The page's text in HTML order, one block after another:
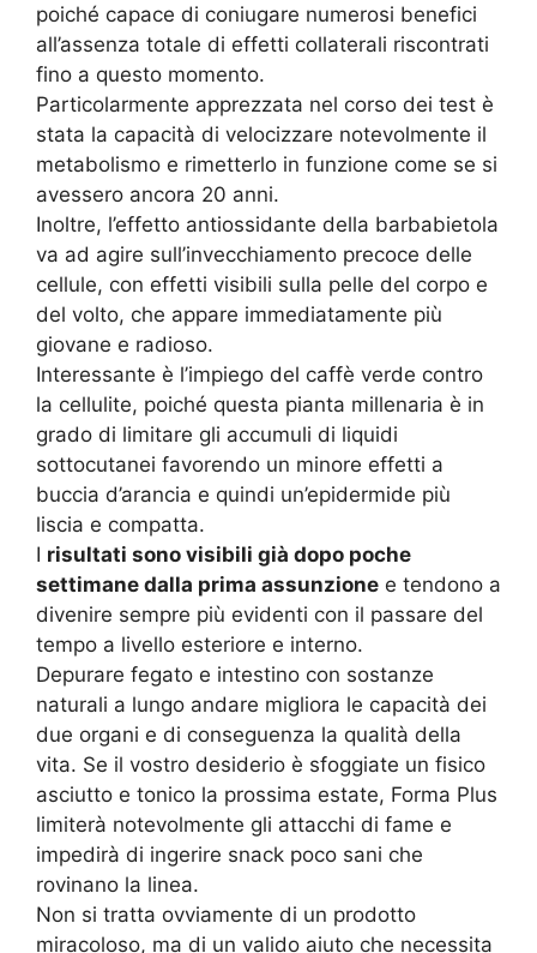
poiché capace di coniugare numerosi benefici
all’assenza totale di effetti collaterali riscontrati
fino a questo momento.
Particolarmente apprezzata nel corso dei test è
stata la capacità di velocizzare notevolmente il
metabolismo e rimetterlo in funzione come se si
avessero ancora 20 anni.
Inoltre, l’effetto antiossidante della barbabietola
va ad agire sull’invecchiamento precoce delle
cellule, con effetti visibili sulla pelle del corpo e
del volto, che appare immediatamente più
giovane e radioso.
Interessante è l’impiego del caffè verde contro
la cellulite, poiché questa pianta millenaria è in
grado di limitare gli accumuli di liquidi
sottocutanei favorendo un minore effetti a
buccia d’arancia e quindi un’epidermide più
liscia e compatta.
I risultati sono visibili già dopo poche
settimane dalla prima assunzione e tendono a
divenire sempre più evidenti con il passare del
tempo a livello esteriore e interno.
Depurare fegato e intestino con sostanze
naturali a lungo andare migliora le capacità dei
due organi e di conseguenza la qualità della
vita. Se il vostro desiderio è sfoggiate un fisico
asciutto e tonico la prossima estate, Forma Plus
limiterà notevolmente gli attacchi di fame e
impedirà di ingerire snack poco sani che
rovinano la linea.
Non si tratta ovviamente di un prodotto
miracoloso, ma di un valido aiuto che necessita